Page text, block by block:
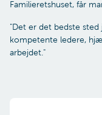
Familieretshuset, får
"Det er det bedste
kompetente ledere,
arbejdet."